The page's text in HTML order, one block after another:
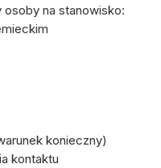
na stanowisko:
konieczny)
kontaktu